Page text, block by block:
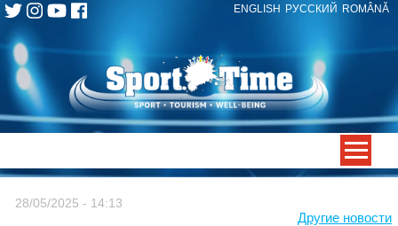
ENGLISH РУССКИЙ ROMÂNĂ
Skip
content
Другие новости
28/05/2025 - 14:13